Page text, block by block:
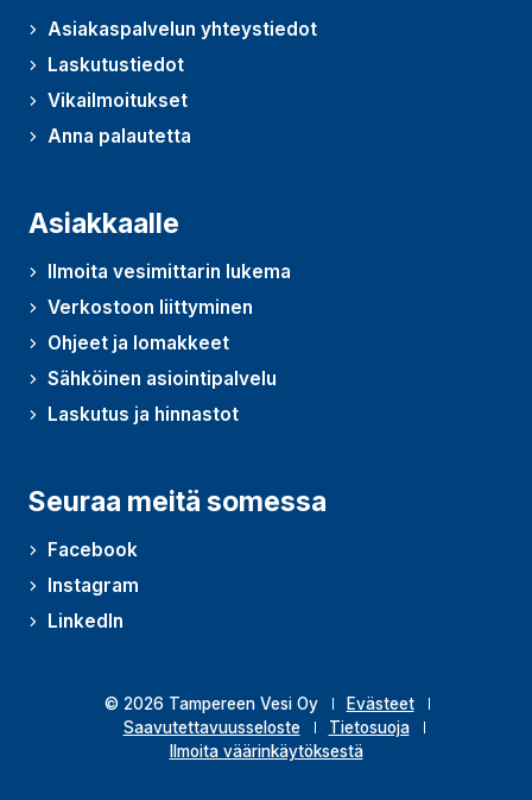
Asiakaspalvelun yhteystiedot
Laskutustiedot
Vikailmoitukset
Anna palautetta
(Avautuu uudessa ikkunassa)
Asiakkaalle
Ilmoita vesimittarin lukema
Verkostoon liittyminen
Ohjeet ja lomakkeet
Sähköinen asiointipalvelu
Laskutus ja hinnastot
Seuraa meitä somessa
Facebook
Instagram
LinkedIn
© 2026 Tampereen Vesi Oy
Evästeet
Saavutettavuusseloste
Tietosuoja
Ilmoita väärinkäytöksestä